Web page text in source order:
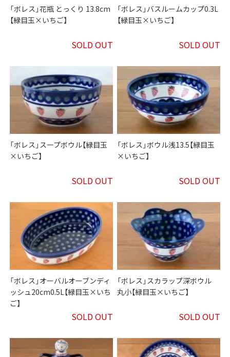
「ボレス」花瓶 とっくり 13.8cm
【緑目玉×いちご】
SOLD OUT
「ボレス」バスルームカップ0.3L
【緑目玉×いちご】
SOLD OUT
「ボレス」スープボウル【緑目玉
×いちご】
SOLD OUT
「ボレス」ボウル浅13.5【緑目玉
×いちご】
SOLD OUT
「ボレス」オーバルオーブンディ
ッシュ20cm0.5L【緑目玉×いち
ご】
SOLD OUT
「ボレス」スカラップ深ボウル
丸小【緑目玉×いちご】
SOLD OUT